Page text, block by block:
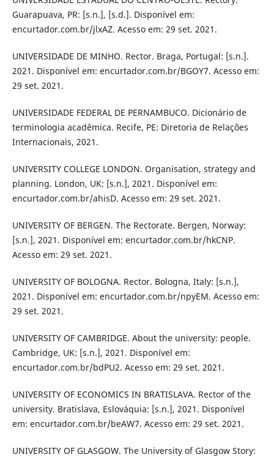
Guarapuava, PR: [s.n.], [s.d.]. Disponível em:
encurtador.com.br/jlxAZ. Acesso em: 29 set. 2021.
UNIVERSIDADE DE MINHO. Rector. Braga, Portugal: [s.n.].
2021. Disponível em: encurtador.com.br/BGOY7. Acesso em:
29 set. 2021.
UNIVERSIDADE FEDERAL DE PERNAMBUCO. Dicionário de
terminologia acadêmica. Recife, PE: Diretoria de Relações
Internacionais, 2021.
UNIVERSITY COLLEGE LONDON. Organisation, strategy and
planning. London, UK: [s.n.], 2021. Disponível em:
encurtador.com.br/ahisD. Acesso em: 29 set. 2021.
UNIVERSITY OF BERGEN. The Rectorate. Bergen, Norway:
[s.n.], 2021. Disponível em: encurtador.com.br/hkCNP.
Acesso em: 29 set. 2021.
UNIVERSITY OF BOLOGNA. Rector. Bologna, Italy: [s.n.],
2021. Disponível em: encurtador.com.br/npyEM. Acesso em:
29 set. 2021.
UNIVERSITY OF CAMBRIDGE. About the university: people.
Cambridge, UK: [s.n.], 2021. Disponível em:
encurtador.com.br/bdPU2. Acesso em: 29 set. 2021.
UNIVERSITY OF ECONOMICS IN BRATISLAVA. Rector of the
university. Bratislava, Eslováquia: [s.n.], 2021. Disponível
em: encurtador.com.br/beAW7. Acesso em: 29 set. 2021.
UNIVERSITY OF GLASGOW. The University of Glasgow Story: